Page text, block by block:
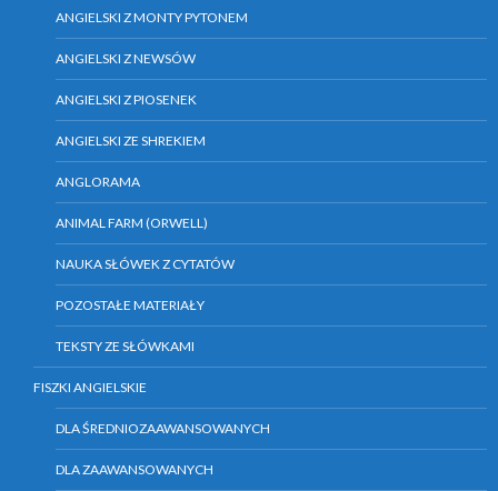
ANGIELSKI Z MONTY PYTONEM
ANGIELSKI Z NEWSÓW
ANGIELSKI Z PIOSENEK
ANGIELSKI ZE SHREKIEM
ANGLORAMA
ANIMAL FARM (ORWELL)
NAUKA SŁÓWEK Z CYTATÓW
POZOSTAŁE MATERIAŁY
TEKSTY ZE SŁÓWKAMI
FISZKI ANGIELSKIE
DLA ŚREDNIOZAAWANSOWANYCH
DLA ZAAWANSOWANYCH